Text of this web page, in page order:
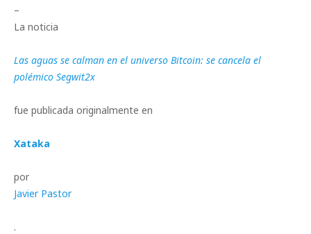
–
La noticia
Las aguas se calman en el universo Bitcoin: se cancela el
polémico Segwit2x
fue publicada originalmente en
Xataka
por
Javier Pastor
.